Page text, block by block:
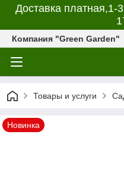
Доставка
Компания "Green Garden"
Товары и услуги
Новинка